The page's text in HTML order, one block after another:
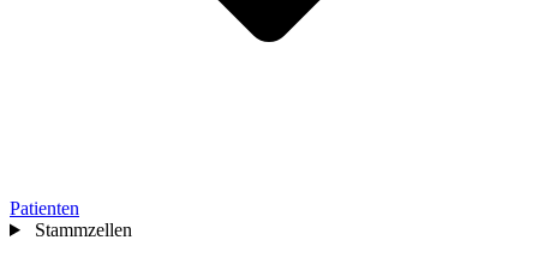
Patienten
Stammzellen